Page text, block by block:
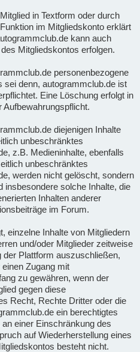
in Textform oder durch
im Mitgliedskonto erklärt
kann auch
Mitgliedskontos erfolgen.
personenbezogene
sei denn, autogrammclub.de ist
Eine Löschung erfolgt in
diejenigen Inhalte
unbeschränktes
z.B. Medieninhalte, ebenfalls
unbeschränktes
werden nicht gelöscht, sondern
insbesondere solche Inhalte, die
Inhalten anderer
im Forum.
einzelne Inhalte von Mitgliedern
und/oder Mitglieder zeitweise
Plattform auszuschließen,
Zugang mit
zu gewähren, wenn der
gegen diese
Recht, Rechte Dritter oder die
ein berechtigtes
einer Einschränkung des
auf Wiederherstellung eines
besteht nicht.